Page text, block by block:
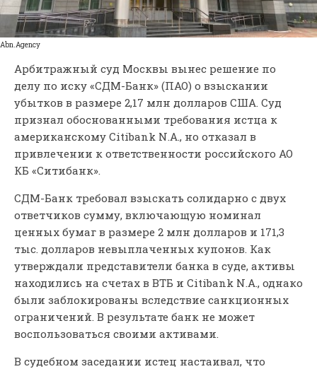
Аbn.Аgency
Арбитражный суд Москвы вынес решение по
делу по иску «СДМ-Банк» (ПАО) о взыскании
убытков в размере 2,17 млн долларов США. Суд
признал обоснованными требования истца к
американскому Citibank N.A., но отказал в
привлечении к ответственности российского АО
КБ «Ситибанк».
СДМ-Банк требовал взыскать солидарно с двух
ответчиков сумму, включающую номинал
ценных бумаг в размере 2 млн долларов и 171,3
тыс. долларов невыплаченных купонов. Как
утверждали представители банка в суде, активы
находились на счетах в ВТБ и Citibank N.A., однако
были заблокированы вследствие санкционных
ограничений. В результате банк не может
воспользоваться своими активами.
В судебном заседании истец настаивал, что